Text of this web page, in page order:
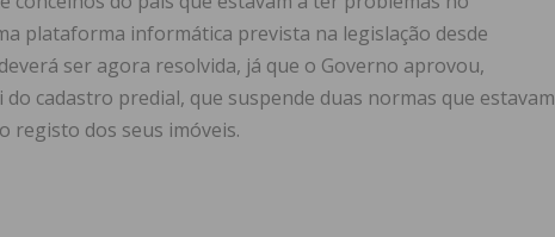
plataforma informática prevista na legislação desde
ser agora resolvida, já que o Governo aprovou,
cadastro predial, que suspende duas normas que estavam
registo dos seus imóveis.